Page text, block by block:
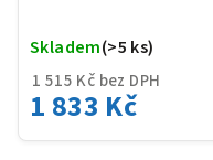
1 515 Kč bez DPH
1 833 Kč
Skladem(>5 ks)